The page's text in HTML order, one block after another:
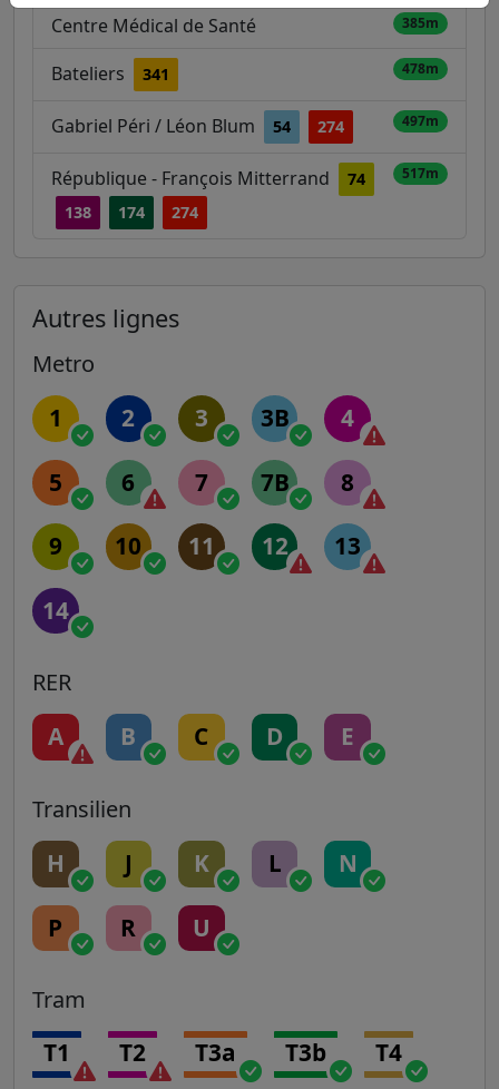
Centre Médical de Santé 385m
Bateliers 341 478m
Gabriel Péri / Léon Blum 54 274 497m
République - François Mitterrand
74
138
174 274
517m
Autres lignes
Metro
1 2 3 3B 4
5 6 7 7B 8
9 10 11 12 13
14
RER
A B C D E
Transilien
H J K L N
P R U
Tram
T1 T2 T3a T3b T4